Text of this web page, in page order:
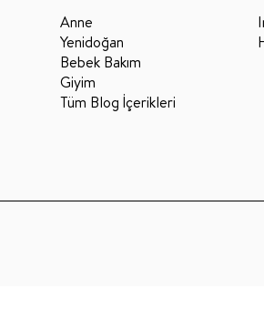
Anne
Yenidoğan
Bebek Bakım
Giyim
Tüm Blog İçerikleri